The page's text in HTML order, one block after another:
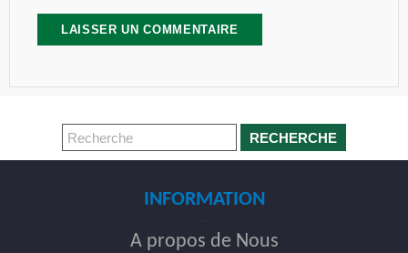
RECHERCHE
INFORMATION
A propos de Nous